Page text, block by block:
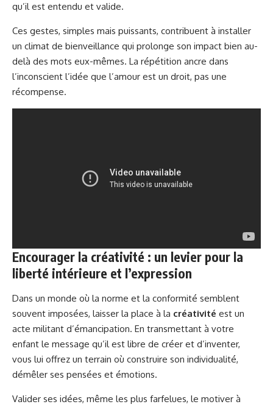
qu’il est entendu et valide.
Ces gestes, simples mais puissants, contribuent à installer
un climat de bienveillance qui prolonge son impact bien au-
delà des mots eux-mêmes. La répétition ancre dans
l’inconscient l’idée que l’amour est un droit, pas une
récompense.
Encourager la créativité : un levier pour la
liberté intérieure et l’expression
Dans un monde où la norme et la conformité semblent
souvent imposées, laisser la place à la créativité est un
acte militant d’émancipation. En transmettant à votre
enfant le message qu’il est libre de créer et d’inventer,
vous lui offrez un terrain où construire son individualité,
démêler ses pensées et émotions.
Valider ses idées, même les plus farfelues, le motiver à